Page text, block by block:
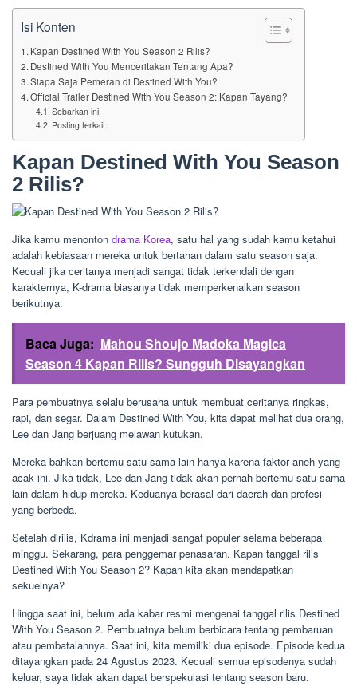
Isi Konten
Kapan Destined With You Season 2 Rilis?
Destined With You Menceritakan Tentang Apa?
Siapa Saja Pemeran di Destined With You?
Official Trailer Destined With You Season 2: Kapan Tayang?
Sebarkan ini:
Posting terkait:
Kapan Destined With You Season
2 Rilis?
Jika kamu menonton drama Korea, satu hal yang sudah kamu ketahui
adalah kebiasaan mereka untuk bertahan dalam satu season saja.
Kecuali jika ceritanya menjadi sangat tidak terkendali dengan
karakternya, K-drama biasanya tidak memperkenalkan season
berikutnya.
Baca Juga: Mahou Shoujo Madoka Magica
Season 4 Kapan Rilis? Sungguh Disayangkan
Para pembuatnya selalu berusaha untuk membuat ceritanya ringkas,
rapi, dan segar. Dalam Destined With You, kita dapat melihat dua orang,
Lee dan Jang berjuang melawan kutukan.
Mereka bahkan bertemu satu sama lain hanya karena faktor aneh yang
acak ini. Jika tidak, Lee dan Jang tidak akan pernah bertemu satu sama
lain dalam hidup mereka. Keduanya berasal dari daerah dan profesi
yang berbeda.
Setelah dirilis, Kdrama ini menjadi sangat populer selama beberapa
minggu. Sekarang, para penggemar penasaran. Kapan tanggal rilis
Destined With You Season 2? Kapan kita akan mendapatkan
sekuelnya?
Hingga saat ini, belum ada kabar resmi mengenai tanggal rilis Destined
With You Season 2. Pembuatnya belum berbicara tentang pembaruan
atau pembatalannya. Saat ini, kita memiliki dua episode. Episode kedua
ditayangkan pada 24 Agustus 2023. Kecuali semua episodenya sudah
keluar, saya tidak akan dapat berspekulasi tentang season baru.